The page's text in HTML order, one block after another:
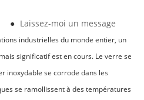
● Laissez-moi un message
industrielles du monde entier, un
significatif est en cours. Le verre se
inoxydable se corrode dans les
se ramollissent à des températures